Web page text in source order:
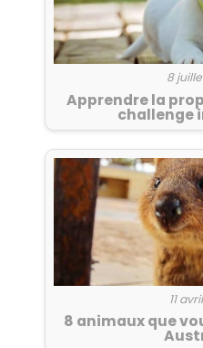
8
Apprendre la
challenge
11
8 animaux que